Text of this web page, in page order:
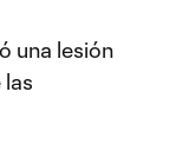
una lesión